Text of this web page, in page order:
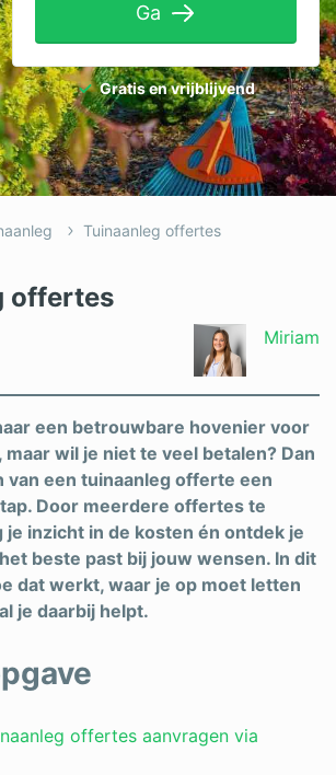
Ga
Gratis en vrijblijvend
Tuinaanleg offertes
offertes
Miriam
een betrouwbare hovenier voor
wil je niet te veel betalen? Dan
van een tuinaanleg offerte een
Door meerdere offertes te
inzicht in de kosten én ontdek je
beste past bij jouw wensen. In dit
dat werkt, waar je op moet letten
je daarbij helpt.
offertes aanvragen via